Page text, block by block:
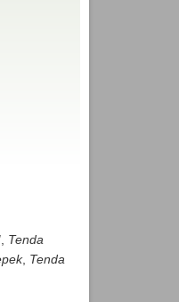
, Tenda
, Tenda